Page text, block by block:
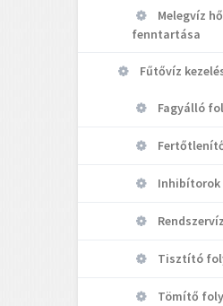
Melegvíz
fenntartása
Fűtővíz
Fagyálló
Inhibítorok
Tisztító
Tömítő